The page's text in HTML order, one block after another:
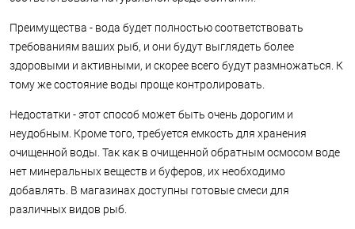
Преимущества - вода будет полностью соответствовать
требованиям ваших рыб, и они будут выглядеть более
здоровыми и активными, и скорее всего будут размножаться. К
тому же состояние воды проще контролировать.
Недостатки - этот способ может быть очень дорогим и
неудобным. Кроме того, требуется емкость для хранения
очищенной воды. Так как в очищенной обратным осмосом воде
нет минеральных веществ и буферов, их необходимо
добавлять. В магазинах доступны готовые смеси для
различных видов рыб.